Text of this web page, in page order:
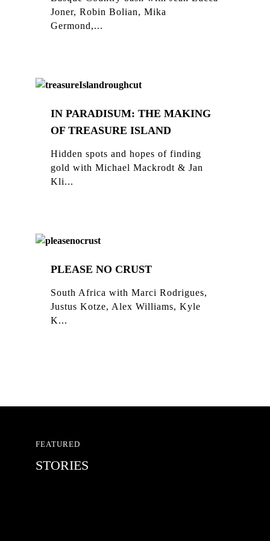
Joner, Robin Bolian, Mika
Germond,...
IN PARADISUM: THE MAKING
OF TREASURE ISLAND
Hidden spots and hopes of finding
gold with Michael Mackrodt & Jan
Kli...
PLEASE NO CRUST
South Africa with Marci Rodrigues,
Justus Kotze, Alex Williams, Kyle
K...
FEATURED
STORIES